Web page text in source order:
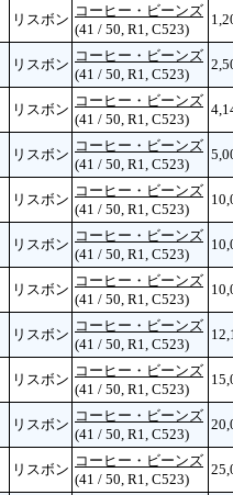
リスボン
コーヒー・ビーンズ
(41 / 50, R1, C523)
リスボン
コーヒー・ビーンズ
(41 / 50, R1, C523)
リスボン
コーヒー・ビーンズ
(41 / 50, R1, C523)
リスボン
コーヒー・ビーンズ
(41 / 50, R1, C523)
リスボン
コーヒー・ビーンズ
(41 / 50, R1, C523)
リスボン
コーヒー・ビーンズ
(41 / 50, R1, C523)
リスボン
コーヒー・ビーンズ
(41 / 50, R1, C523)
リスボン
コーヒー・ビーンズ
(41 / 50, R1, C523)
リスボン
コーヒー・ビーンズ
(41 / 50, R1, C523)
リスボン
コーヒー・ビーンズ
(41 / 50, R1, C523)
リスボン
コーヒー・ビーンズ
(41 / 50, R1, C523)